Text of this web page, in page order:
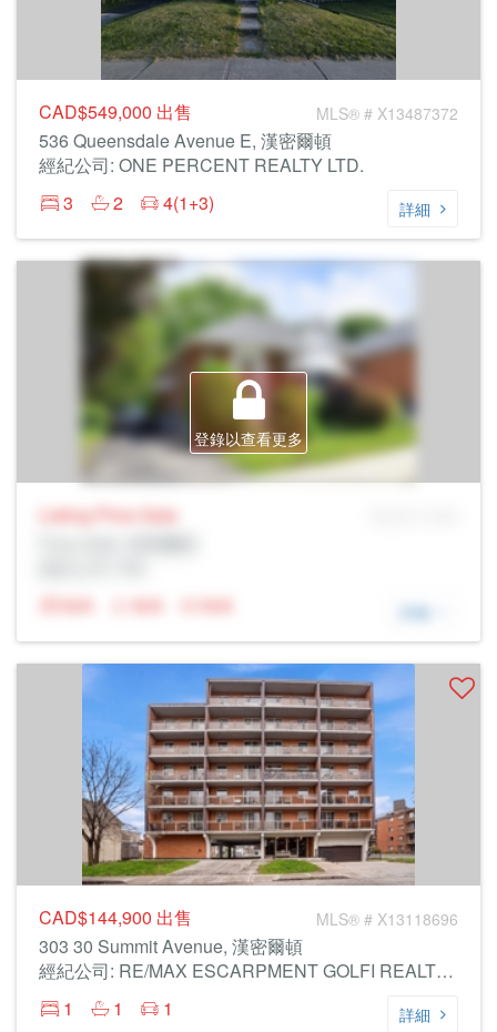
CAD$549,000 出售 MLS® # X13487372
536 Queensdale Avenue E, 漢密爾頓
經紀公司: ONE PERCENT REALTY LTD.
3
2 4(1+3) 詳細
登錄以查看更多
Listing Price Sale
N/A
N/A N/A 詳細
CAD$144,900 出售 MLS® # X13118696
303 30 Summit Avenue, 漢密爾頓
經紀公司: RE/MAX ESCARPMENT GOLFI REALTY INC.
1
1 1 詳細